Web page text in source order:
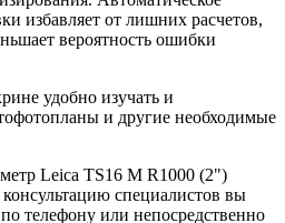
избавляет от лишних расчетов,
вероятность ошибки
удобно изучать и
и другие необходимые
Leica TS16 M R1000 (2")
специалистов вы
телефону или непосредственно